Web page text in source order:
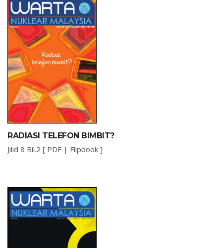
RADIASI TELEFON BIMBIT?
Jilid 8 Bil.2 [ PDF | Flipbook ]